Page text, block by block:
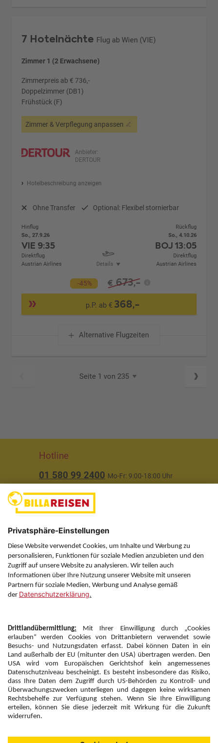
7 Hotelnächte Flug ab Wien (VIE)
Zimmer 1 (2 Erwachsene)
Zimmerpreis ab € 736,-
Doppelzimmer (DB1)
Frühstück (F)
Zimmer & Verpflegung anpassen
Anbieter:
DERTOUR
Hotelbeschreibung anzeigen
Ohne Transfer Optional: Flexibel stornierbar
Hinflug
So., 27.9.26
VIE 9:35
Direktflug
Austrian Airlines
Details
Rückflug
So., 4.10.26
BOJ 13:05
Direktflug
Austrian Airlines
-45% € 673,-
p.P. ab € 368,-
Alternative Flugzeiten
Seite 1 von 235
Hotline
01 580 99 2400 Mo-Fr: 9:00-18:00 Uhr
Über uns
Service
Information
Folgen Sie uns auf
Newsletter:
Anmelden
Fairness und Unsere Inhalte: Standards und